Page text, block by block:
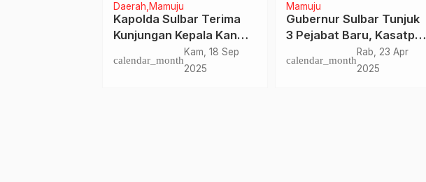
Daerah Mamuju
Kapolda Sulbar Terima
Kunjungan Kepala Kanwil
DJP Sulselbartra, Bahas
Sinergi dan Dukungan
calendar_month
Kam, 18 Sep
2025
Mamuju
Gubernur Sulbar Tunjuk
3 Pejabat Baru, Kasatpol
PP hingga Kepala Biro
calendar_month
Rab, 23 Apr
2025